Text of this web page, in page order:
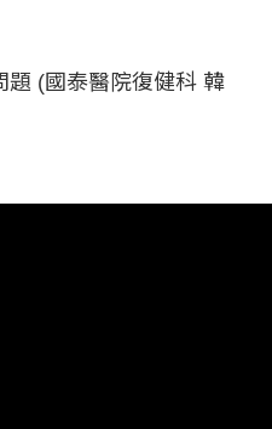
題 (國泰醫院復健科 韓